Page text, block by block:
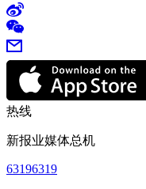
热线
新报业媒体总机
63196319